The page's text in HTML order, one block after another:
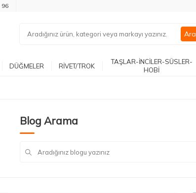
96
Ara
DÜĞMELER RİVET/TROK
TAŞLAR-İNCİLER-SÜSLER-
HOBİ
Blog Arama